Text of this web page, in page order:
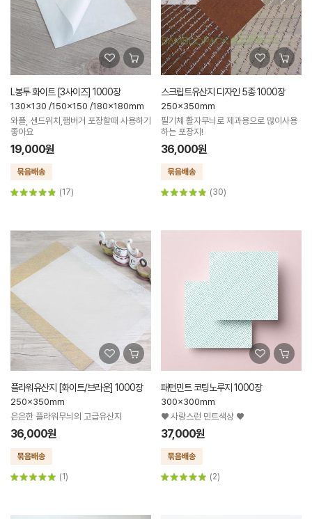
L봉투 화이트 [3사이즈] 1000장
130x130 /150x150 /180x180mm
와플, 샌드위치,햄버거 포장할때 사용하기
좋아요
19,000원
(17)
스크립트유산지 디자인 5종 1000장
250x350mm
필기체 활자무늬로 제과용으로 많이사용
하는 포장지!
36,000원
(30)
플라워유산지 [화이트/브라운] 1000장
250x350mm
은은한 플라워무늬의 고급유산지
36,000원
(1)
패턴민트 코팅노루지 1000장
300x300mm
♥ 사랑스런 민트색상 ♥
37,000원
(2)